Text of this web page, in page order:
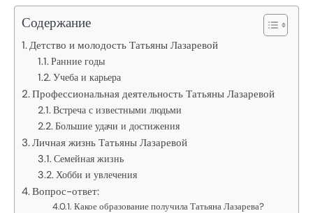
Содержание
Детство и молодость Татьяны Лазаревой
Ранние годы
Учеба и карьера
Профессиональная деятельность Татьяны Лазаревой
Встреча с известными людьми
Большие удачи и достижения
Личная жизнь Татьяны Лазаревой
Семейная жизнь
Хобби и увлечения
Вопрос-ответ:
Какое образование получила Татьяна Лазарева?